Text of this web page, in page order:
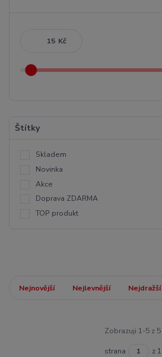
Kč
Štítky
Skladem
Novinka
Akce
Doprava ZDARMA
TOP produkt
Nejnovější Nejlevnější Nejdražší
Zobrazuji 1-5 z 5
strana z 1